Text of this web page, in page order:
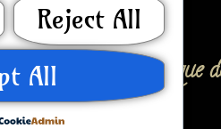
compte Politique
Reject All
All